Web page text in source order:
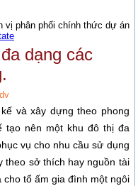
phân phối chính thức dự án
dạng các
và xây dựng theo phong
tạo nên một khu đô thị đa
vụ cho nhu cầu sử dụng
theo sở thích hay nguồn tài
tổ ấm gia đình một ngôi